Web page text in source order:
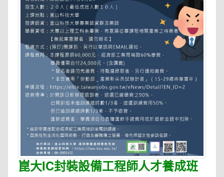
崑大IC封裝設備工程師人才養成班